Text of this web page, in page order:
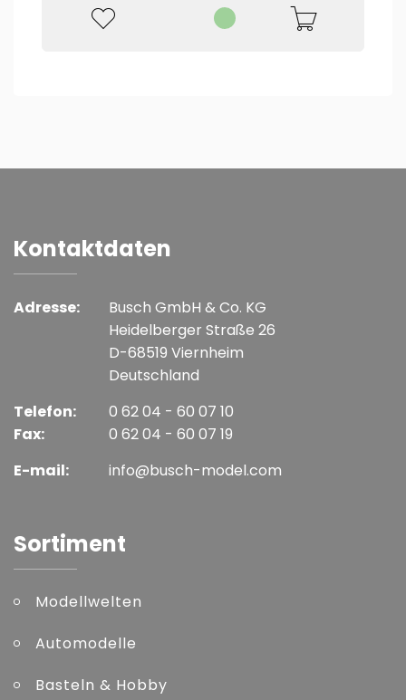
Kontaktdaten
Adresse:
Busch GmbH & Co. KG
Heidelberger Straße 26
D-68519 Viernheim
Deutschland
Telefon:
Fax:
0 62 04 - 60 07 10
0 62 04 - 60 07 19
E-mail:
info@busch-model.com
Sortiment
Modellwelten
Automodelle
Basteln & Hobby